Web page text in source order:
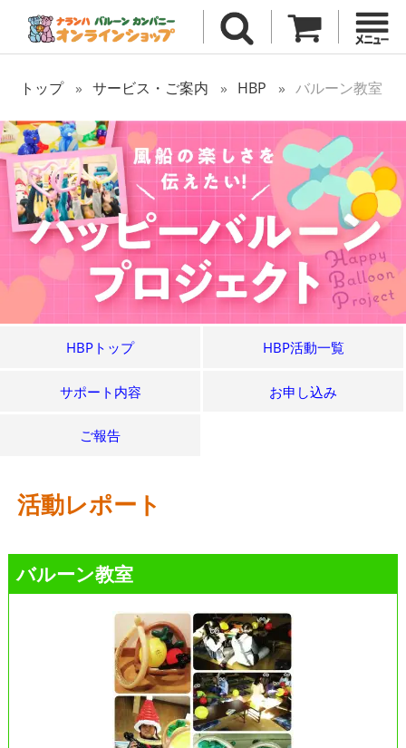
トップ サービス・ご案内 HBP バルーン教室
HBPトップ HBP活動一覧
サポート内容 お申し込み
ご報告
活動レポート
バルーン教室